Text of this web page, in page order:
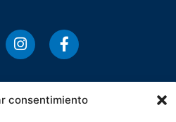
consentimiento